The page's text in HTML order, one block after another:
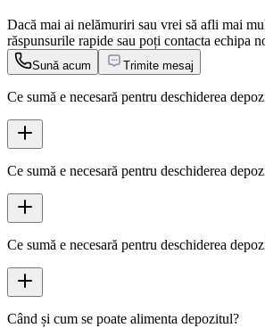
Dacă mai ai nelămuriri sau vrei să afli mai
răspunsurile rapide sau poți contacta echipa
Sună acum Trimite mesaj
Ce sumă e necesară pentru deschiderea
Ce sumă e necesară pentru deschiderea
Ce sumă e necesară pentru deschiderea
Când și cum se poate alimenta depozitul?